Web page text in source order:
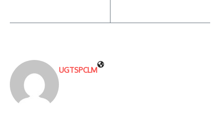
UGTSPCLM